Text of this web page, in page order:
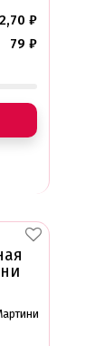
₽
79 ₽